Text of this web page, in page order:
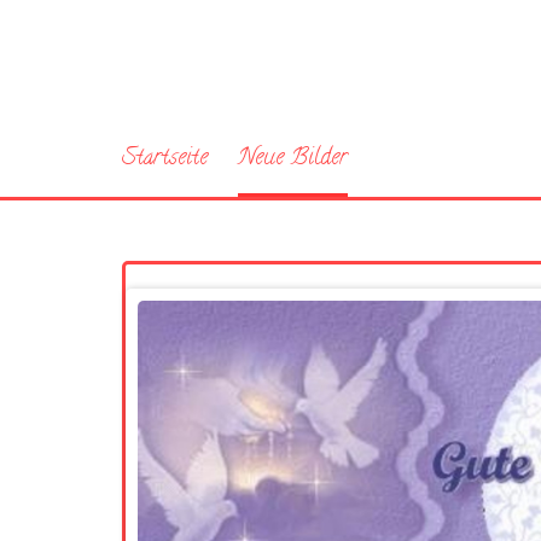
Startseite Neue Bilder